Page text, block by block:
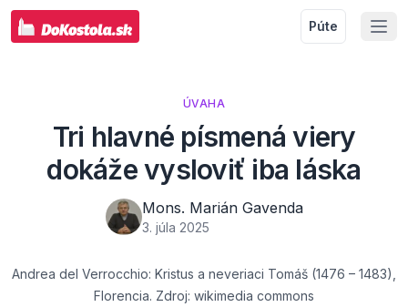
Púte
ÚVAHA
Tri hlavné písmená viery
dokáže vysloviť iba láska
Mons. Marián Gavenda
3. júla 2025
Andrea del Verrocchio: Kristus a neveriaci Tomáš (1476 – 1483),
Florencia. Zdroj: wikimedia commons